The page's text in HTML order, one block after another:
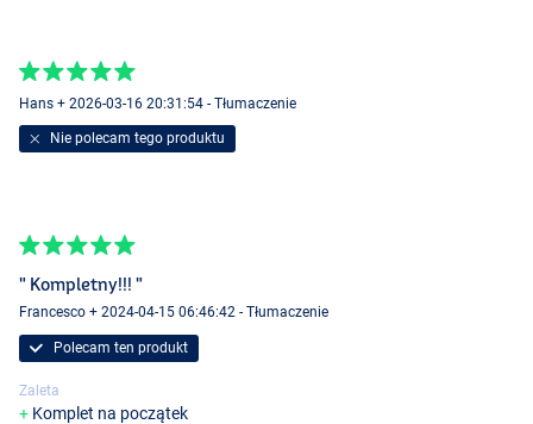
Hans + 2026-03-16 20:31:54 - Tłumaczenie
Nie polecam tego produktu
" Kompletny!!! "
Francesco + 2024-04-15 06:46:42 - Tłumaczenie
Polecam ten produkt
Zaleta
Komplet na początek